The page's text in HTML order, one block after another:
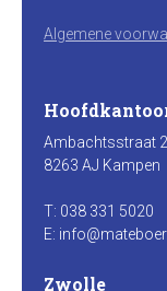
Algemene
Ambachtsstraat
8263 AJ Kampen
T: 038 331 5020
E:
Zwolle